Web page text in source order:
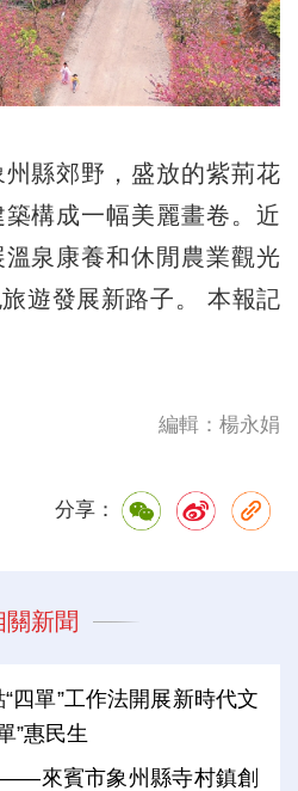
縣郊野，盛放的紫荊花
構成一幅美麗畫卷。近
泉康養和休閒農業觀光
遊發展新路子。 本報記
編輯：楊永娟
分享：
關新聞
四單”工作法開展新時代文
”惠民生
來賓市象州縣寺村鎮創